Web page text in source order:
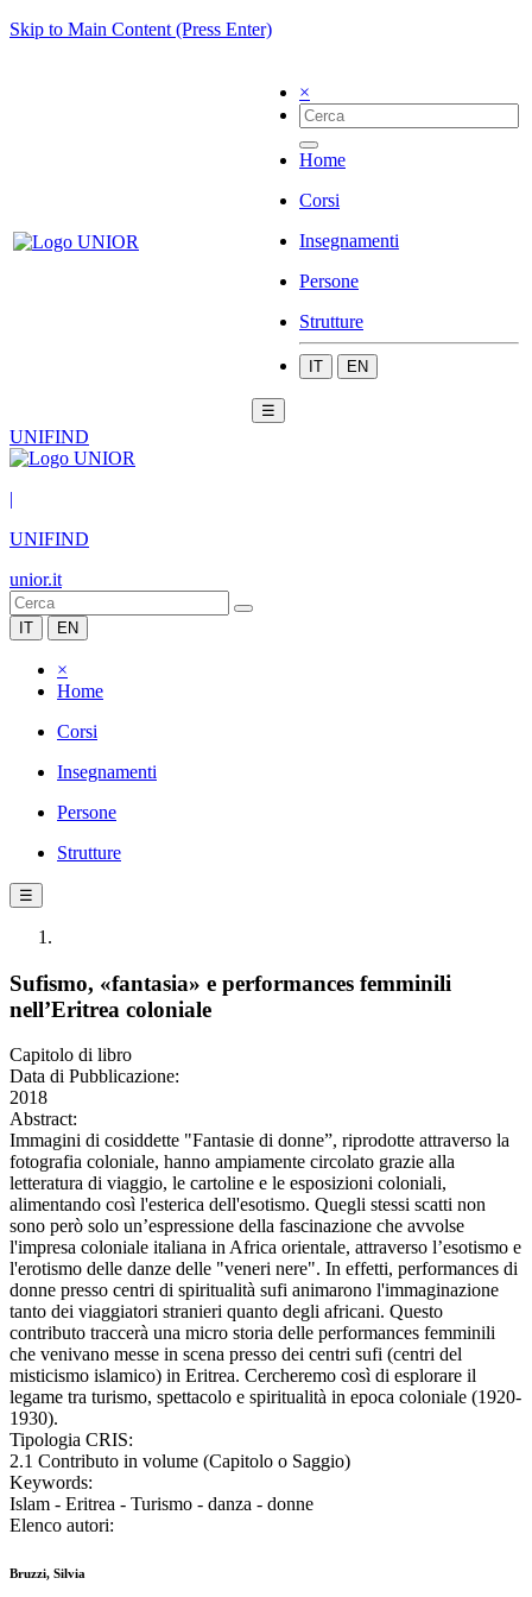
Skip to Main Content (Press Enter)
×
Home
Corsi
Insegnamenti
Persone
Strutture
IT EN
☰
UNIFIND
|
UNIFIND
unior.it
IT EN
×
Home
Corsi
Insegnamenti
Persone
Strutture
☰
Sufismo, «fantasia» e performances femminili
nell’Eritrea coloniale
Capitolo di libro
Data di Pubblicazione:
2018
Abstract:
Immagini di cosiddette "Fantasie di donne”, riprodotte attraverso la
fotografia coloniale, hanno ampiamente circolato grazie alla
letteratura di viaggio, le cartoline e le esposizioni coloniali,
alimentando così l'esterica dell'esotismo. Quegli stessi scatti non
sono però solo un’espressione della fascinazione che avvolse
l'impresa coloniale italiana in Africa orientale, attraverso l’esotismo e
l'erotismo delle danze delle "veneri nere". In effetti, performances di
donne presso centri di spiritualità sufi animarono l'immaginazione
tanto dei viaggiatori stranieri quanto degli africani. Questo
contributo traccerà una micro storia delle performances femminili
che venivano messe in scena presso dei centri sufi (centri del
misticismo islamico) in Eritrea. Cercheremo così di esplorare il
legame tra turismo, spettacolo e spiritualità in epoca coloniale (1920-
1930).
Tipologia CRIS:
2.1 Contributo in volume (Capitolo o Saggio)
Keywords:
Islam - Eritrea - Turismo - danza - donne
Elenco autori:
Bruzzi, Silvia